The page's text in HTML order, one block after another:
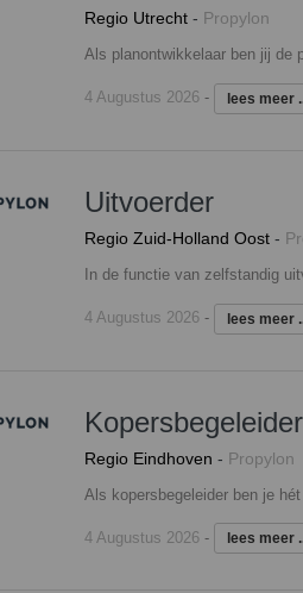
Regio Utrecht- Propylon
4 Augustus 2026- lees meer
Uitvoerder
Regio Zuid-Holland Oost-
4 Augustus 2026- lees meer
Kopersbegeleider
Regio Eindhoven - Propylon
4 Augustus 2026- lees meer